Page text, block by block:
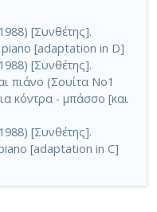
[Συνθέτης].
[adaptation in D]
[Συνθέτης].
πιάνο (Σουίτα No1
κόντρα - μπάσσο [και
[Συνθέτης].
[adaptation in C]